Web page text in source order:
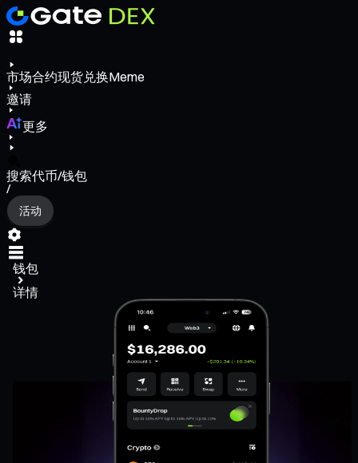
市场合约现货兑换Meme
邀请
更多
搜索代币/钱包
/
活动
钱包
详情